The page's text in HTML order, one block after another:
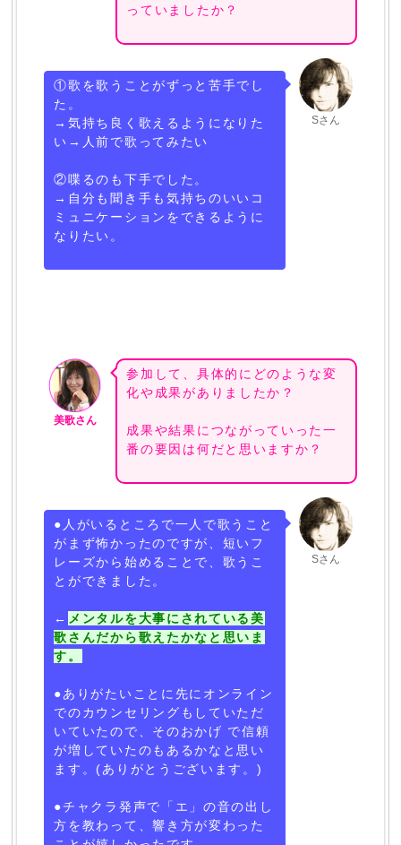
っていましたか？
Sさん
①歌を歌うことがずっと苦手でし
た。
→気持ち良く歌えるようになりた
い→人前で歌ってみたい
②喋るのも下手でした。
→自分も聞き手も気持ちのいいコ
ミュニケーションをできるように
なりたい。
美歌さん
参加して、具体的にどのような変
化や成果がありましたか？
成果や結果につながっていった一
番の要因は何だと思いますか？
Sさん
●人がいるところで一人で歌うこと
がまず怖かったのですが、短いフ
レーズから始めることで、歌うこ
とができました。
← メンタルを大事にされている美
歌さんだから歌えたかなと思いま
す。
●ありがたいことに先にオンライン
でのカウンセリングもしていただ
いていたので、そのおかげ で信頼
が増していたのもあるかなと思い
ます。(ありがとうございます。)
●チャクラ発声で「エ」の音の出し
方を教わって、響き方が変わった